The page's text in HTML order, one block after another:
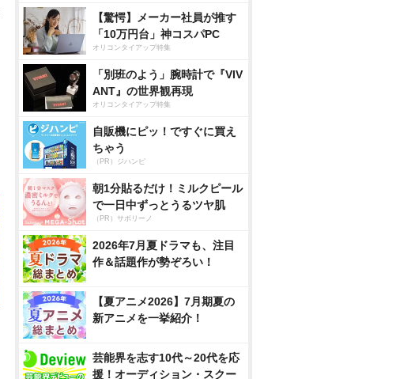
【驚愕】メーカー社員が推す
「10万円台」神コスパPC
オリコンタイアップ特集
「別班のよう」腕時計で『VIV
ANT』の世界観再現
オリコンタイアップ特集
自販機にピッ！ですぐに買え
ちゃう
（PR）ジハンピ
朝1分貼るだけ！ミルクピール
で一日中ずっとうるツヤ肌
（PR）サボリーノ
2026年7月夏ドラマも、注目
作＆話題作が勢ぞろい！
【夏アニメ2026】7月期夏の
新アニメを一挙紹介！
芸能界を志す10代～20代を応
援！オーディション・スクー